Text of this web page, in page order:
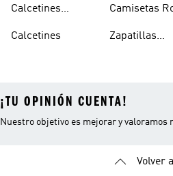
Calcetines
Blancos
Calcetines
Camisetas
Zapatillas
¡TU OPINIÓN CUENTA!
Nuestro objetivo es mejorar y valoramos
Volver